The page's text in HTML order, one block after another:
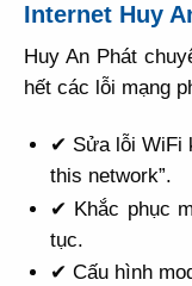
Internet Huy
Huy An Phát
hết các lỗi mạng
✔ Sửa lỗi WiFi
this network”.
✔ Khắc phục
tục.
✔ Cấu hình